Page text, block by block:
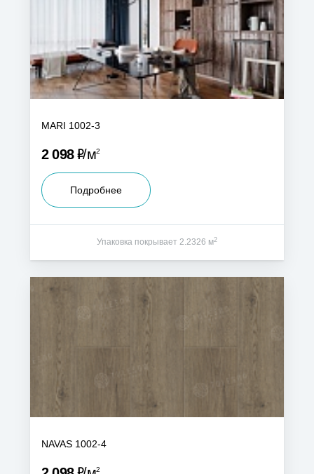
MARI 1002-3
2 098Р м2
Подробнее
Упаковка покрывает 2.2326 м2
NAVAS 1002-4
Р 2